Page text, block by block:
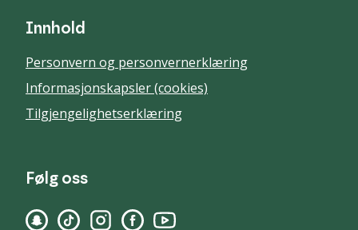
Innhold
Personvern og personvernerklæring
Informasjonskapsler (cookies)
Tilgjengelighetserklæring
Følg oss